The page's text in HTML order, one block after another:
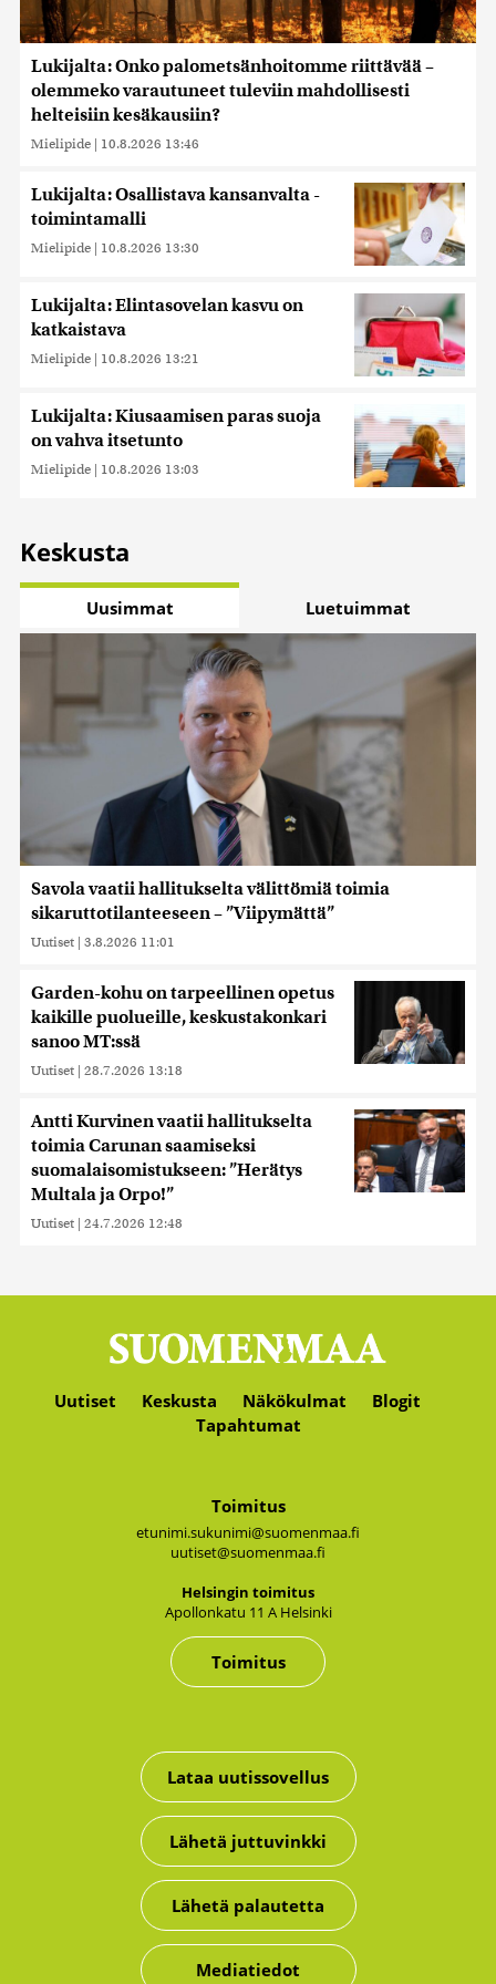
Lukijalta: Onko palometsänhoitomme riittävää –
olemmeko varautuneet tuleviin mahdollisesti
helteisiin kesäkausiin?
Mielipide | 10.8.2026 13:46
Lukijalta: Osallistava kansanvalta -
toimintamalli
Mielipide | 10.8.2026 13:30
Lukijalta: Elintasovelan kasvu on
katkaistava
Mielipide | 10.8.2026 13:21
Lukijalta: Kiusaamisen paras suoja
on vahva itsetunto
Mielipide | 10.8.2026 13:03
Keskusta
Uusimmat Luetuimmat
Savola vaatii hallitukselta välittömiä toimia
sikaruttotilanteeseen – ”Viipymättä”
Uutiset | 3.8.2026 11:01
Garden-kohu on tarpeellinen opetus
kaikille puolueille, keskustakonkari
sanoo MT:ssä
Uutiset | 28.7.2026 13:18
Antti Kurvinen vaatii hallitukselta
toimia Carunan saamiseksi
suomalaisomistukseen: ”Herätys
Multala ja Orpo!”
Uutiset | 24.7.2026 12:48
Uutiset Keskusta Näkökulmat
Blogit
Tapahtumat
Toimitus
etunimi.sukunimi@suomenmaa.fi
uutiset@suomenmaa.fi
Hel­sin­gin toi­mi­tus
Apol­lon­ka­tu 11 A Hel­sin­ki
Toimitus
Lataa uutissovellus
Lähetä juttuvinkki
Lähetä palautetta
Mediatiedot